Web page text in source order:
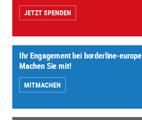
JETZT SPENDEN
Ihr Engagement bei borderline-europe
Machen Sie mit!
MITMACHEN